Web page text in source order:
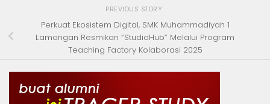
PREVIOUS STORY
Perkuat Ekosistem Digital, SMK Muhammadiyah 1
Lamongan Resmikan “StudioHub” Melalui Program
Teaching Factory Kolaborasi 2025